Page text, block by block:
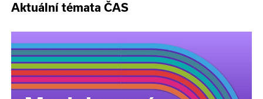
Aktuální témata ČAS